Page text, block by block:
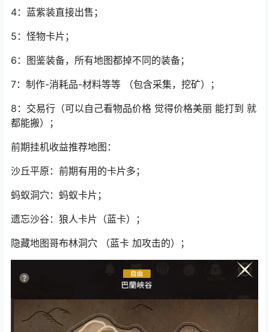
4：蓝紫装直接出售；
5：怪物卡片；
6：图鉴装备，所有地图都掉不同的装备；
7：制作-消耗品-材料等等 （包含采集，挖矿）；
8：交易行（可以自己看物品价格 觉得价格美丽 能打到 就
都能搬）；
前期挂机收益推荐地图：
沙丘平原：前期有用的卡片多；
蚂蚁洞穴：蚂蚁卡片；
遗忘沙谷：狼人卡片（蓝卡）；
隐藏地图哥布林洞穴 （蓝卡 加攻击的）；